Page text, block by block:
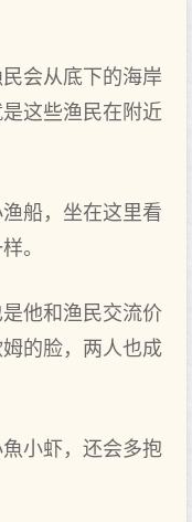
会从底下‌的海岸
这些渔民‌在附近
船，坐在这里看‌
。
他和渔民‌交流价
的脸，两人也成
小虾，还会多抱